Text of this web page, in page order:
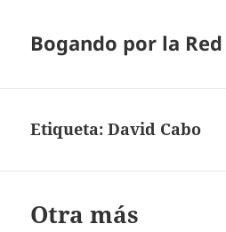
Bogando por la Red
Etiqueta:David Cabo
Otra más